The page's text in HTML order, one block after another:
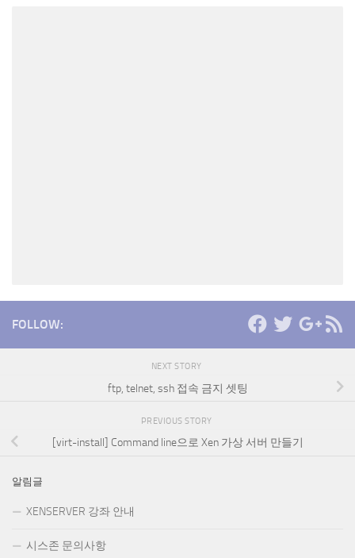
FOLLOW:
NEXT STORY
ftp, telnet, ssh 접속 금지 셋팅
PREVIOUS STORY
[virt-install] Command line으로 Xen 가상 서버 만들기
알림글
XENSERVER 강좌 안내
시스존 문의사항